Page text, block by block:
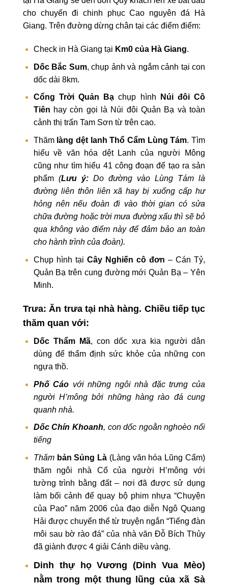
cho chuyến đi chinh phục Cao nguyên đá Hà
Giang. Trên đường dừng chân tại các điểm điểm:
Check in Hà Giang tại Km0 của Hà Giang.
Dốc Bắc Sum, chụp ảnh và ngắm cảnh tại con
dốc dài 8km.
Cổng Trời Quản Bạ chụp hình
Núi đôi Cô
Tiên hay còn gọi là Núi đôi Quản Bạ và toàn
cảnh thị trấn Tam Sơn từ trên cao.
Thăm làng dệt lanh Thổ Cẩm Lùng Tám. Tìm
hiểu về văn hóa dệt Lanh của người Mông
cũng như tìm hiểu 41 công đoạn để tạo ra sản
phẩm (Lưu ý:Do đường vào Lùng Tám là
đường liên thôn liên xã hay bị xuống cấp hư
hỏng nên nếu đoàn đi vào thời gian có sửa
chữa đường hoặc trời mưa đường xấu thì sẽ bỏ
qua không vào điểm này để đảm bảo an toàn
cho hành trình của đoàn).
Chụp hình tại Cây Nghiến cô đơn – Cán Tỷ,
Quản Bạ trên cung đường mới Quản Bạ – Yên
Minh.
Trưa: Ăn trưa tại nhà hàng. Chiều tiếp tục
thăm quan với:
Dốc Thẩm Mã, con dốc xưa kia người dân
dùng để thẩm định sức khỏe của những con
ngựa thồ.
Phố Cáo với những ngôi nhà đặc trưng của
người H’mông bởi những hàng rào đá cung
quanh nhà.
Dốc Chín Khoanh, con dốc ngoằn nghoèo nổi
tiếng
Thăm bản Sủng Là (Làng văn hóa Lũng Cẩm)
thăm ngôi nhà Cổ của người H’mông với
tường trình bằng đất – nơi đã được sử dụng
làm bối cảnh để quay bộ phim nhựa “Chuyện
của Pao” năm 2006 của đạo diễn Ngô Quang
Hải được chuyển thể từ truyện ngắn “Tiếng đàn
môi sau bờ rào đá” của nhà văn Đỗ Bích Thủy
đã giành được 4 giải Cánh diều vàng.
Dinh thự họ Vương (Dinh Vua Mèo)
nằm trong một thung lũng của xã Sà